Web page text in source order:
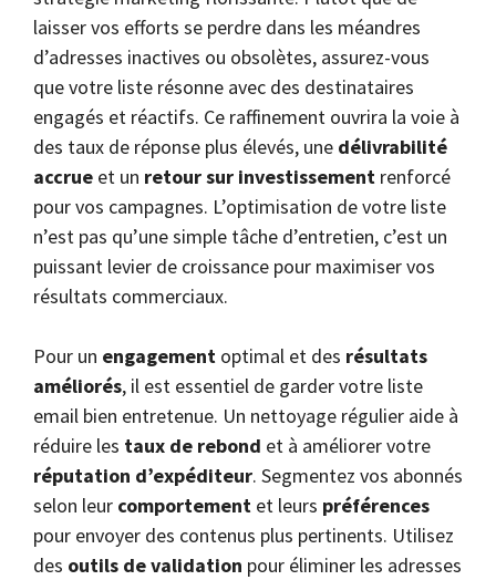
laisser vos efforts se perdre dans les méandres
d’adresses inactives ou obsolètes, assurez-vous
que votre liste résonne avec des destinataires
engagés et réactifs. Ce raffinement ouvrira la voie à
des taux de réponse plus élevés, une délivrabilité
accrue et un retour sur investissement renforcé
pour vos campagnes. L’optimisation de votre liste
n’est pas qu’une simple tâche d’entretien, c’est un
puissant levier de croissance pour maximiser vos
résultats commerciaux.
Pour un engagement optimal et des résultats
améliorés, il est essentiel de garder votre liste
email bien entretenue. Un nettoyage régulier aide à
réduire les taux de rebond et à améliorer votre
réputation d’expéditeur. Segmentez vos abonnés
selon leur comportement et leurs préférences
pour envoyer des contenus plus pertinents. Utilisez
des outils de validation pour éliminer les adresses